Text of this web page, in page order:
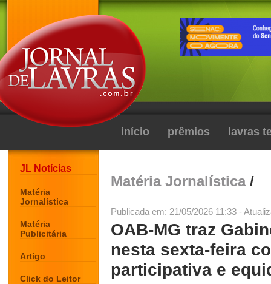
início prêmios lavras
JL Notícias
Matéria
Jornalística
Matéria
Publicitária
Artigo
Click do Leitor
Matéria Jornalística/
Publicada em: 21/05/2026 11:33 -
OAB-MG traz
nesta sexta-feira
participativa e